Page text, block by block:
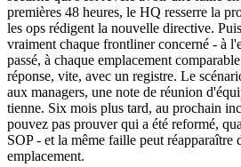
premières 48 heures, le HQ resserre la
les ops rédigent la nouvelle directive.
vraiment chaque frontliner concerné - à
passé, à chaque emplacement
réponse, vite, avec un registre. Le
aux managers, une note de réunion
tienne. Six mois plus tard, au prochain
pouvez pas prouver qui a été reformé,
SOP - et la même faille peut réapparaître
emplacement.